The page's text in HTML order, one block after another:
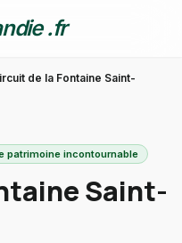
.fr
de la Fontaine Saint-
patrimoine incontournable
Saint-